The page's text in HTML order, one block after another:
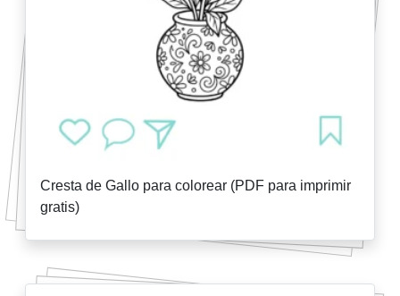
Cresta de Gallo para colorear (PDF para imprimir
gratis)